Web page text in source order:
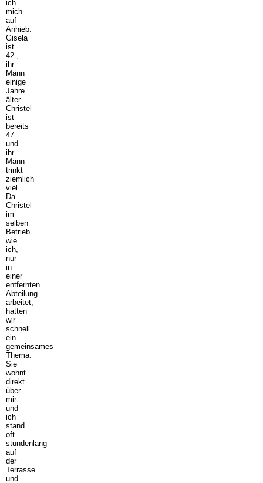
ich
mich
auf
Anhieb.
Gisela
ist
42 ,
ihr
Mann
einige
Jahre
älter.
Christel
ist
bereits
47
und
ihr
Mann
trinkt
ziemlich
viel.
Da
Christel
im
selben
Betrieb
wie
ich,
nur
in
einer
entfernten
Abteilung
arbeitet,
hatten
wir
schnell
ein
gemeinsames
Thema.
Sie
wohnt
direkt
über
mir
und
ich
stand
oft
stundenlang
auf
der
Terrasse
und